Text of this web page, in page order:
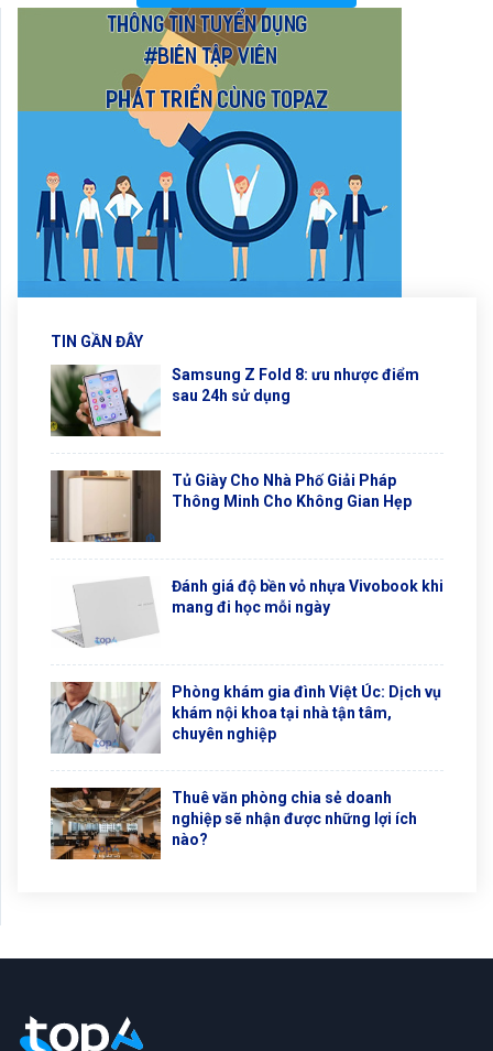
TIN GẦN ĐÂY
Samsung Z Fold 8: ưu nhược điểm
sau 24h sử dụng
Tủ Giày Cho Nhà Phố Giải Pháp
Thông Minh Cho Không Gian Hẹp
Đánh giá độ bền vỏ nhựa Vivobook khi
mang đi học mỗi ngày
Phòng khám gia đình Việt Úc: Dịch vụ
khám nội khoa tại nhà tận tâm,
chuyên nghiệp
Thuê văn phòng chia sẻ doanh
nghiệp sẽ nhận được những lợi ích
nào?